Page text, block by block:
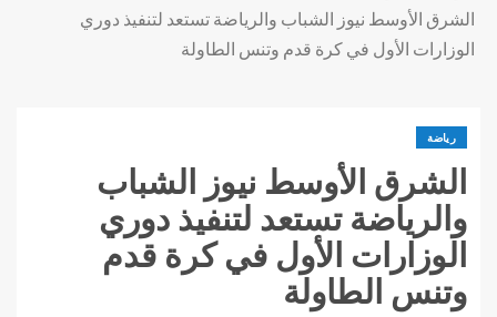
الشرق الأوسط نيوز الشباب والرياضة تستعد لتنفيذ دوري
الوزارات الأول في كرة قدم وتنس الطاولة
رياضة
الشرق الأوسط نيوز الشباب
والرياضة تستعد لتنفيذ دوري
الوزارات الأول في كرة قدم
وتنس الطاولة